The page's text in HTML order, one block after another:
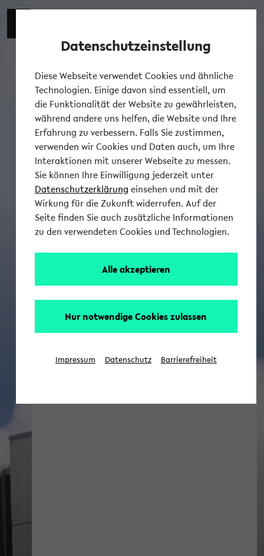
Datenschutzeinstellung
Diese Webseite verwendet Cookies und ähnliche
Technologien. Einige davon sind essentiell, um
die Funktionalität der Website zu gewährleisten,
während andere uns helfen, die Website und Ihre
Erfahrung zu verbessern. Falls Sie zustimmen,
verwenden wir Cookies und Daten auch, um Ihre
Interaktionen mit unserer Webseite zu messen.
Sie können Ihre Einwilligung jederzeit unter
Datenschutzerklärung einsehen und mit der
Wirkung für die Zukunft widerrufen. Auf der
Seite finden Sie auch zusätzliche Informationen
zu den verwendeten Cookies und Technologien.
Alle akzeptieren
Nur notwendige Cookies zulassen
Impressum Datenschutz Barrierefreiheit